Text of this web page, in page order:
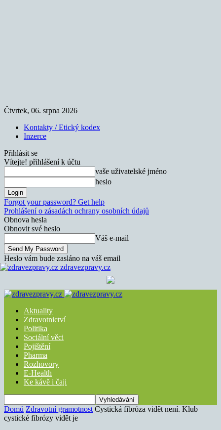
Čtvrtek, 06. srpna 2026
Kontakty / Etický kodex
Inzerce
Přihlásit se
Vítejte! přihlášení k účtu
vaše uživatelské jméno
heslo
Forgot your password? Get help
Prohlášení o zásadách ochrany osobních údajů
Obnova hesla
Obnovit své heslo
Váš e-mail
Heslo vám bude zasláno na váš email
zdravezpravy.cz
Aktuality
Zdravotnictví
Politika
Sociální věci
Pojištění
Pharma
Rozhovory
E-Health
Ke kávě i čaji
Domů Zdravotní gramotnost Cystická fibróza vidět není. Klub
cystické fibrózy vidět je